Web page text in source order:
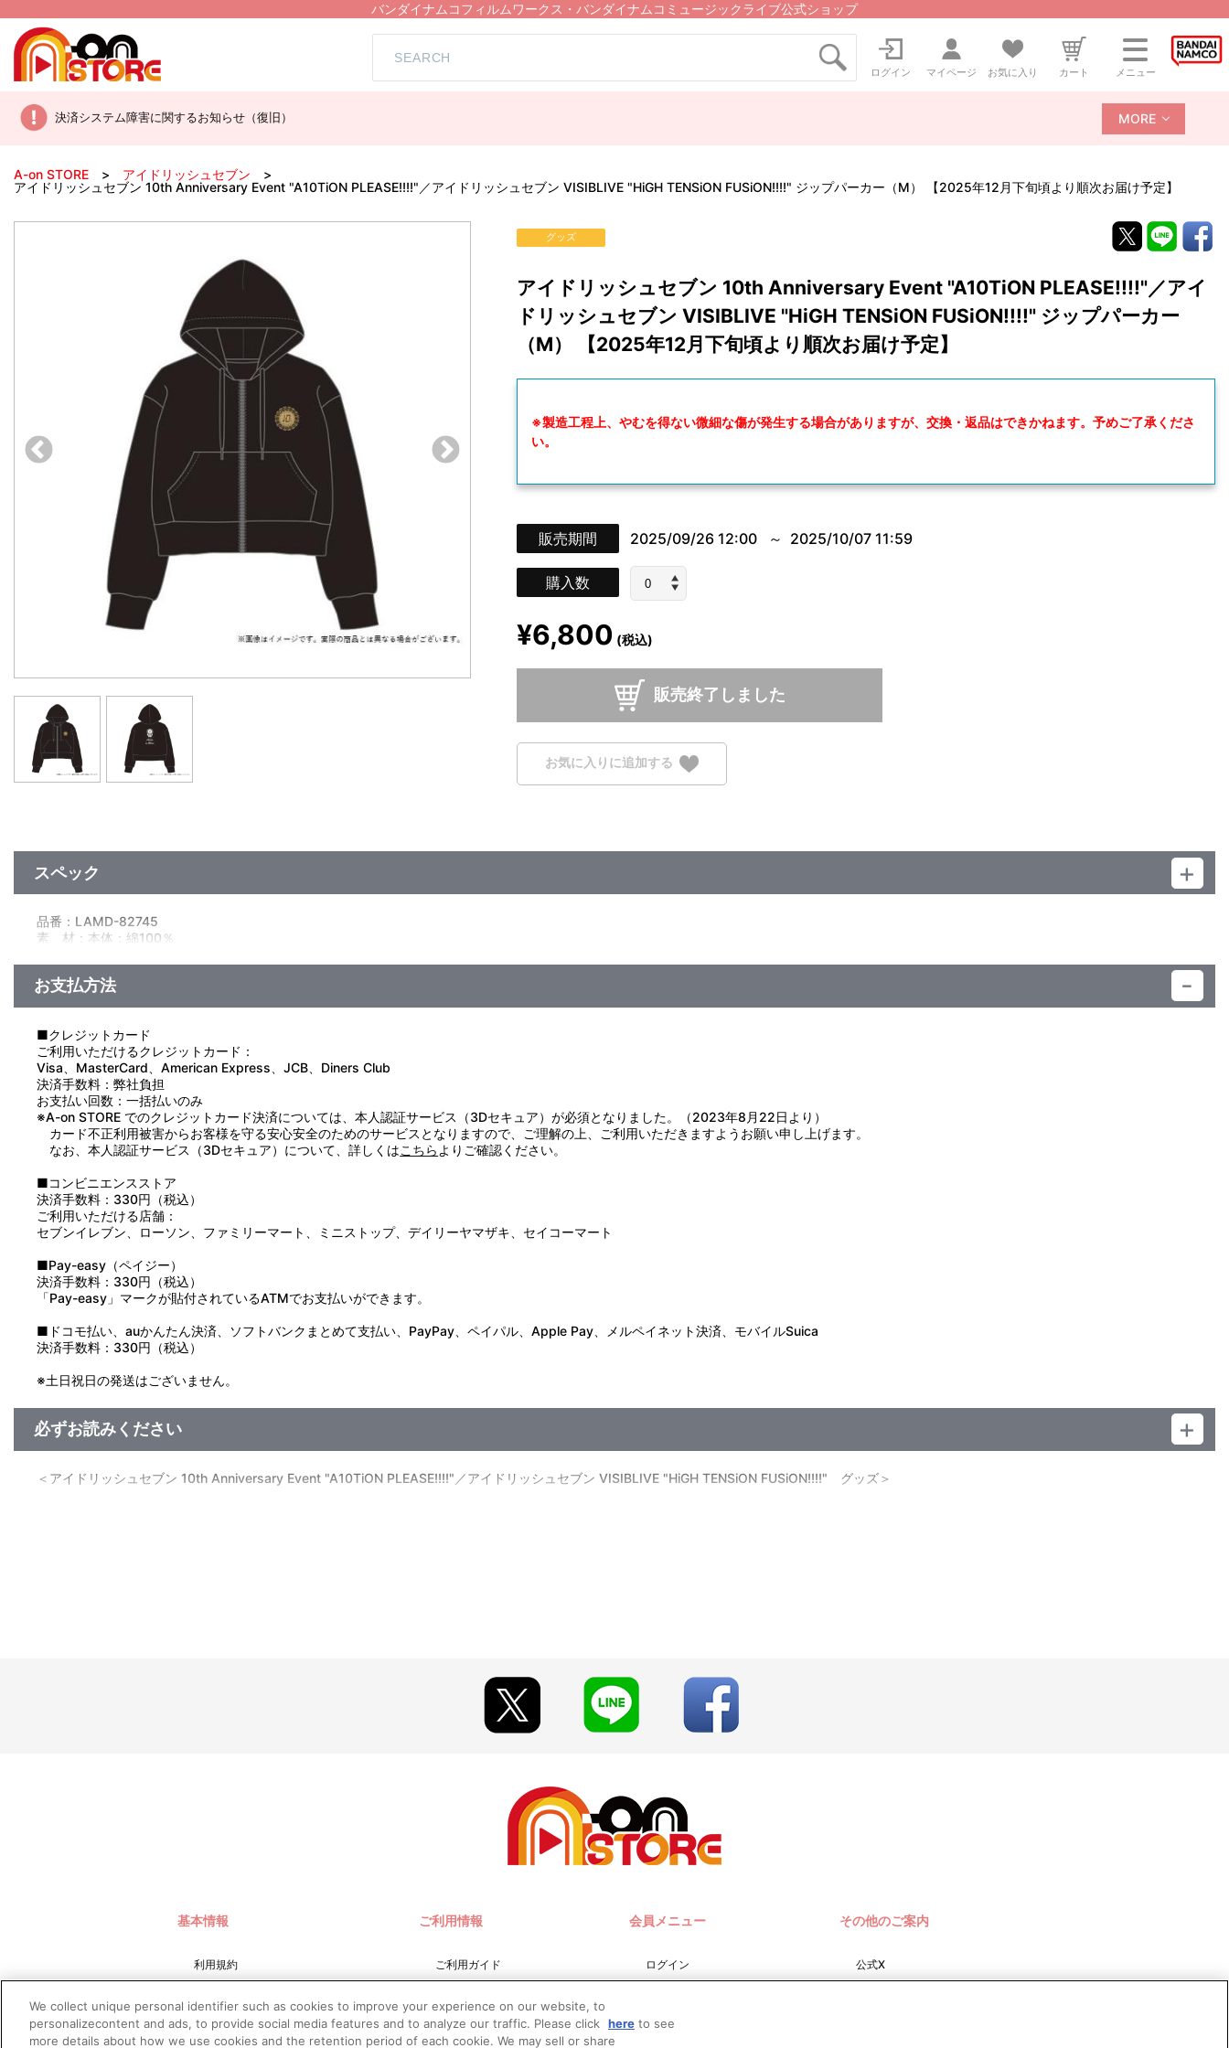
バンダイナムコフィルムワークス・バンダイナムコミュージックライブ公式ショップ
ログイン マイページ お気に入り カート メニュー
決済システム障害に関するお知らせ（復旧） MORE
A-on STORE
アイドリッシュセブン
アイドリッシュセブン 10th Anniversary Event "A10TiON PLEASE!!!!"／アイドリッシュセブン VISIBLIVE "HiGH TENSiON FUSiON!!!!" ジップパーカー（M） 【2025年12月下旬頃より順次お届け予定】
グッズ
アイドリッシュセブン 10th Anniversary Event "A10TiON PLEASE!!!!"／アイ
ドリッシュセブン VISIBLIVE "HiGH TENSiON FUSiON!!!!" ジップパーカー
（M） 【2025年12月下旬頃より順次お届け予定】
※製造工程上、やむを得ない微細な傷が発生する場合がありますが、交換・返品はできかねます。予めご了承くださ
い。
販売期間 2025/09/26 12:00 2025/10/07 11:59
購入数
¥6,800 (税込)
販売終了しました
お気に入りに追加する
スペック
品番：LAMD-82745
素 材：本体：綿100％
サイズ：約 身丈53cm×身幅72cm×肩幅75cm×袖丈43cm
【使用上の注意】
●本来の用途以外で使用しないでください。
●濡れたり湿った状態での使用や摩擦により、色落ちや色移りのおそれがありますので、ご注意ください。
●洗濯により多少の色落ちがあります。濃色は白色や淡色のものと分けて洗ってください。
●濡れたまま放置すると、色落ち・色移りなどの原因になります。洗濯後は形を整えて、速やかに陰干ししてください。
●洗濯の際は蛍光増白剤が入っていない洗剤を使用してください。
●漂白剤の使用はお避けください。
●直射日光及び紫外線が長期間あたる場所での保管は変色や劣化の原因になりますのでお避けください。
●乾燥機の使用はお避けください。
お支払方法
■クレジットカード
ご利用いただけるクレジットカード：
Visa、MasterCard、American Express、JCB、Diners Club
決済手数料：弊社負担
お支払い回数：一括払いのみ
※A-on STORE でのクレジットカード決済については、本人認証サービス（3Dセキュア）が必須となりました。（2023年8月22日より）
カード不正利用被害からお客様を守る安心安全のためのサービスとなりますので、ご理解の上、ご利用いただきますようお願い申し上げます。
なお、本人認証サービス（3Dセキュア）について、詳しくはこちら よりご確認ください。
■コンビニエンスストア
決済手数料：330円（税込）
ご利用いただける店舗：
セブンイレブン、ローソン、ファミリーマート、ミニストップ、デイリーヤマザキ、セイコーマート
■Pay-easy（ペイジー）
決済手数料：330円（税込）
「Pay-easy」マークが貼付されているATMでお支払いができます。
■ドコモ払い、auかんたん決済、ソフトバンクまとめて支払い、PayPay、ペイパル、Apple Pay、メルペイネット決済、モバイルSuica
決済手数料：330円（税込）
※土日祝日の発送はございません。
必ずお読みください
＜アイドリッシュセブン 10th Anniversary Event "A10TiON PLEASE!!!!"／アイドリッシュセブン VISIBLIVE "HiGH TENSiON FUSiON!!!!" グッズ＞
※製造工程上、やむを得ない微細な傷が発生する場合がありますが、交換・返品はできかねます。予めご了承ください。
※1度のお会計でカートに入れられる商品は60種類までとなります。それ以上のお買い物の際は、決済後に新たにご注文をお願いいたします。
※撮影環境やご利用のモニター環境により、実物と多少異なって見える場合がございます。あらかじめご了承ください。
※決済方法「カード決済」を選択時は、注文受付期間最終日（締切日）翌日に決済処理を実施いたします。
もし、メールが受信できなかった場合は、ご注文日翌日の午前9時以降に、「マイページ」→「ご注文履歴」にアクセスし、
なお、メールにてご案内させていただきましたお支払期日までに購入・決済手続きが行われなかった場合は、キャンセル扱いとして手続きを致します。
いかなる理由でも、決済期間の延長は対応できかねます。
※決済方法「WEB・スマホ決済」を選択時は、即時決済処理を実施いたします。注文受付後の決済方法変更はできませんので、あらかじめご了承ください。
基本情報
利用規約
プライバシーポリシー
ご利用情報
ご利用ガイド
お問い合わせ
会員メニュー
ログイン
新規会員登録
その他のご案内
公式X
We collect unique personal identifier such as cookies to improve your experience on our website, to
personalizecontent and ads, to provide social media features and to analyze our traffic. Please click here to see
more details about how we use cookies and the retention period of each cookie. We may sell or share